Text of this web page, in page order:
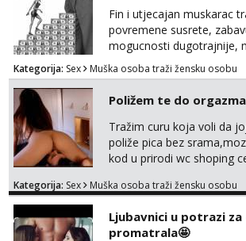
Fin i utjecajan muskarac
povremene susrete,
mogucnosti dugotrajnije,
potpora!
Kategorija: Sex Muška osoba traži žensku osobu
Poližem te do
Tražim curu koja voli da
poliže pica bez
kod u prirodi wc shoping
jer nisam solo. Zgodan
za brz dogovor Kontakt
Kategorija: Sex Muška osoba traži žensku osobu
Ljubavnici u potrazi
promatrala🤩